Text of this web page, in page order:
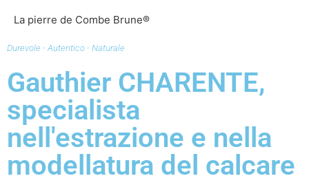
La pierre de Combe Brune®
Durevole - Autentico - Naturale
Gauthier CHARENTE,
specialista
nell'estrazione e nella
modellatura del calcare